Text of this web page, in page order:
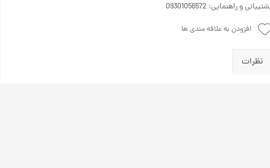
و راهنمایی: 09301056572
افزودن به علاقه مندی ها
نظرات